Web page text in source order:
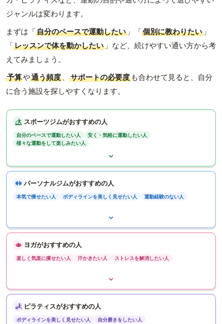
ジャンルは変わります。
まずは「自分のペースで運動したい 」「個別に教わりたい 」
「レッスンで体を動かしたい 」など、続けやすい通い方から考
えてみましょう。
予算や通う頻度 、 サポートの必要度 も合わせて見ると、自分
に合う施設を探しやすくなります。
スポーツジムがおすすめの人
自分のペースで運動したい人
安く・気軽に運動したい人
様々な運動をして楽しみたい人
パーソナルジムがおすすめの人
本気で痩せたい人 ボディラインを美しく見せたい人 運動経験のない人
ヨガがおすすめの人
楽しく気楽に痩せたい人 汗かきたい人 ストレスを解消したい人
ピラティスがおすすめの人
ボディラインを美しく見せたい人
自分磨きをしたい人